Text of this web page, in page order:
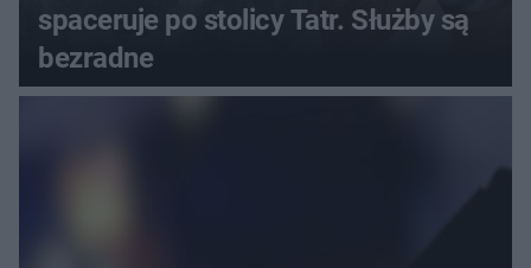
spaceruje po stolicy Tatr. Służby są
bezradne